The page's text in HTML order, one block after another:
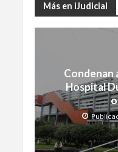
Más en iJudicial
Condenan
Hospital